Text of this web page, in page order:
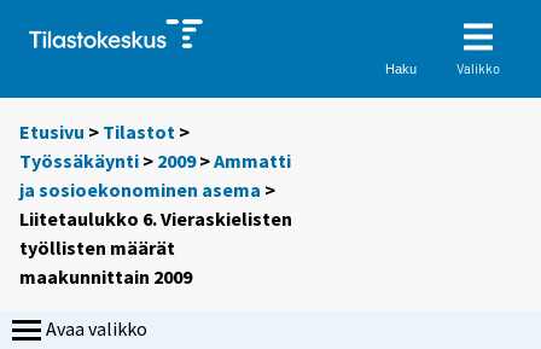
Haku Valikko
Etusivu > Tilastot >
Työssäkäynti > 2009>Ammatti
ja sosioekonominen asema >
Liitetaulukko 6. Vieraskielisten
työllisten määrät
maakunnittain 2009
Avaa valikko